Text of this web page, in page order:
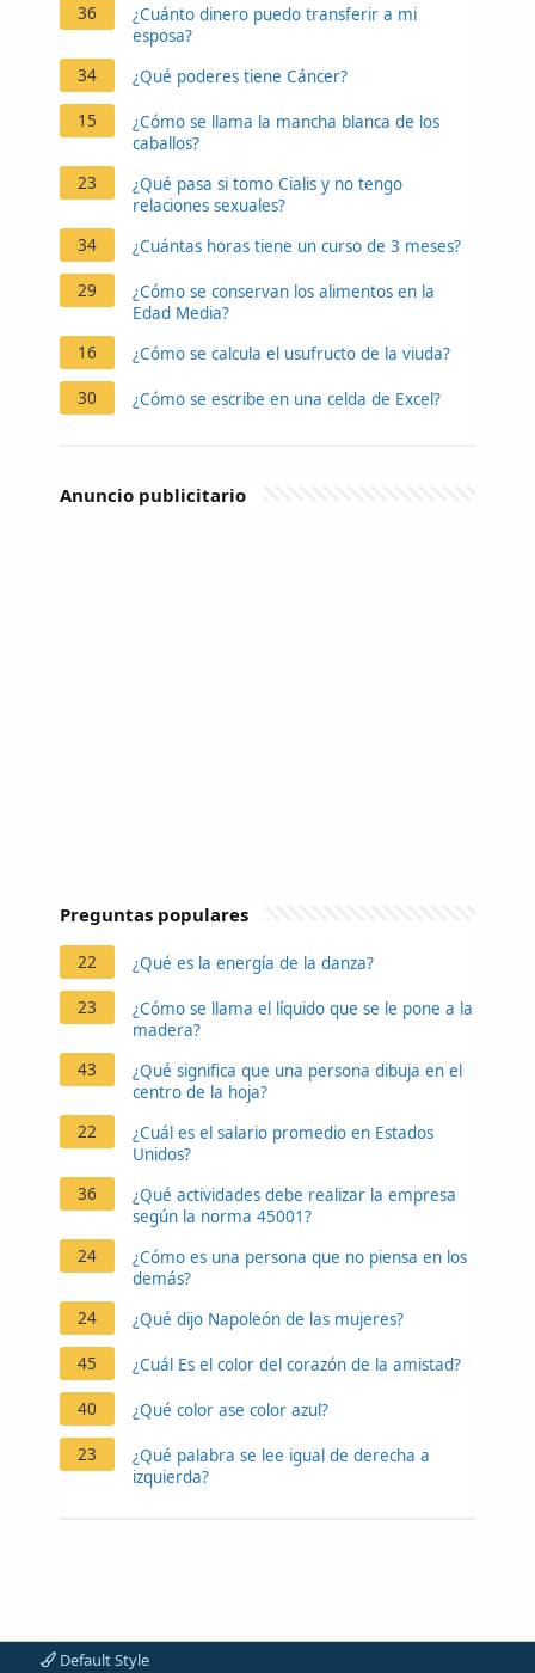
36
¿Cuánto dinero puedo transferir a mi
esposa?
34
¿Qué poderes tiene Cáncer?
15
¿Cómo se llama la mancha blanca de los
caballos?
23
¿Qué pasa si tomo Cialis y no tengo
relaciones sexuales?
34
¿Cuántas horas tiene un curso de 3 meses?
29
¿Cómo se conservan los alimentos en la
Edad Media?
16
¿Cómo se calcula el usufructo de la viuda?
30 ¿Cómo se escribe en una celda de Excel?
Anuncio publicitario
Preguntas populares
22 ¿Qué es la energía de la danza?
23
¿Cómo se llama el líquido que se le pone a la
madera?
43
¿Qué significa que una persona dibuja en el
centro de la hoja?
22
¿Cuál es el salario promedio en Estados
Unidos?
36
¿Qué actividades debe realizar la empresa
según la norma 45001?
24
¿Cómo es una persona que no piensa en los
demás?
24
¿Qué dijo Napoleón de las mujeres?
45 ¿Cuál Es el color del corazón de la amistad?
40 ¿Qué color ase color azul?
23
¿Qué palabra se lee igual de derecha a
izquierda?
Default Style